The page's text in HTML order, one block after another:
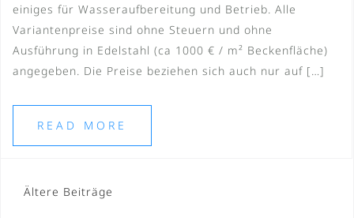
einiges für Wasseraufbereitung und Betrieb. Alle
Variantenpreise sind ohne Steuern und ohne
Ausführung in Edelstahl (ca 1000 € / m² Beckenfläche)
angegeben. Die Preise beziehen sich auch nur auf […]
READ MORE
Beitragsnavigation
Ältere Beiträge